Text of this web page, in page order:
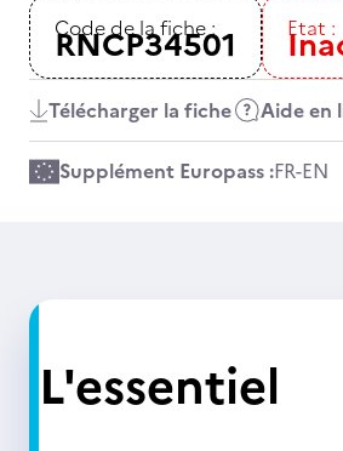
Code de la fiche :
RNCP34501 Etat :
Télécharger la fiche Aide en
Supplément Europass :FR-EN
L'essentiel